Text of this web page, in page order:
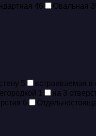
46 Овальная
5 встраиваемая в
1 на 3
6